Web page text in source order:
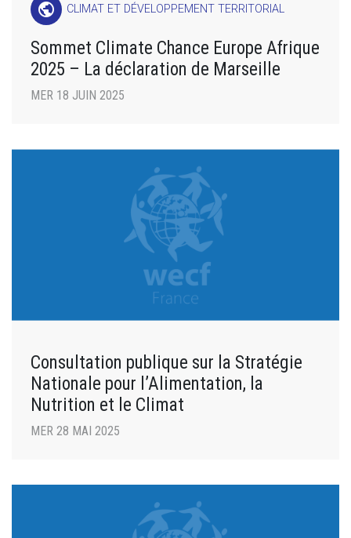
public CLIMAT ET DÉVELOPPEMENT TERRITORIAL
Sommet Climate Chance Europe Afrique
2025 – La déclaration de Marseille
MER 18 JUIN 2025
Consultation publique sur la Stratégie
Nationale pour l’Alimentation, la
Nutrition et le Climat
MER 28 MAI 2025